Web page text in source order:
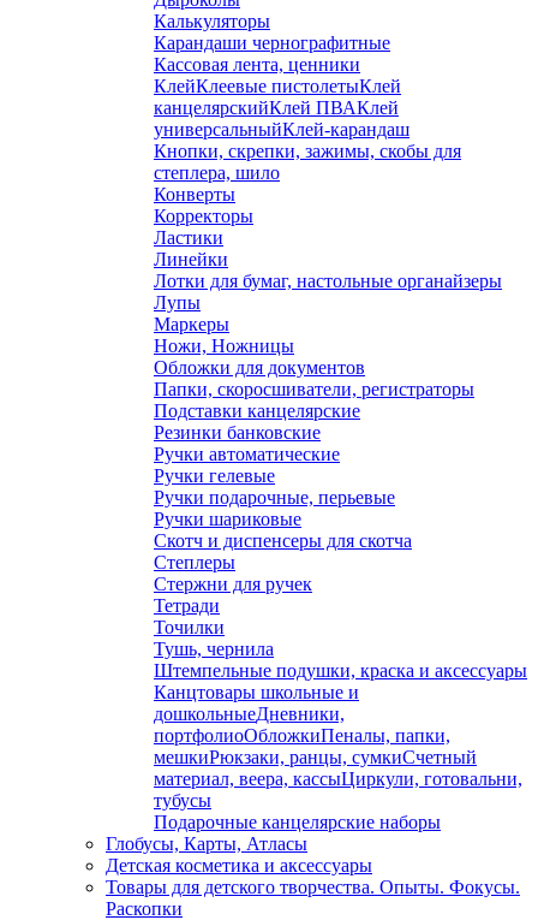
Калькуляторы
Карандаши чернографитные
Кассовая лента, ценники
КлейКлеевые пистолетыКлей
канцелярскийКлей ПВАКлей
универсальныйКлей-карандаш
Кнопки, скрепки, зажимы, скобы для
степлера, шило
Конверты
Корректоры
Ластики
Линейки
Лотки для бумаг, настольные органайзеры
Лупы
Маркеры
Ножи, Ножницы
Обложки для документов
Папки, скоросшиватели, регистраторы
Подставки канцелярские
Резинки банковские
Ручки автоматические
Ручки гелевые
Ручки подарочные, перьевые
Ручки шариковые
Скотч и диспенсеры для скотча
Степлеры
Стержни для ручек
Тетради
Точилки
Тушь, чернила
Штемпельные подушки, краска и аксессуары
Канцтовары школьные и
дошкольныеДневники,
портфолиоОбложкиПеналы, папки,
мешкиРюкзаки, ранцы, сумкиСчетный
материал, веера, кассыЦиркули, готовальни,
тубусы
Подарочные канцелярские наборы
Глобусы, Карты, Атласы
Детская косметика и аксессуары
Товары для детского творчества. Опыты. Фокусы.
Раскопки